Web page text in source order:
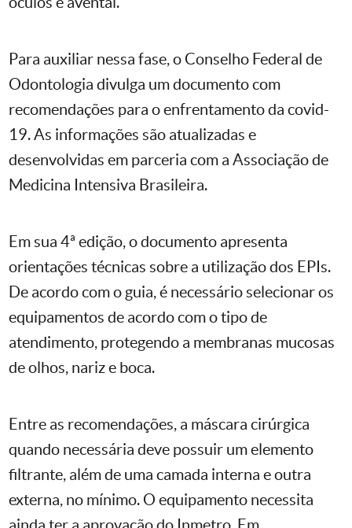
Para auxiliar nessa fase, o Conselho Federal de
Odontologia divulga um documento com
recomendações para o enfrentamento da covid-
19. As informações são atualizadas e
desenvolvidas em parceria com a Associação de
Medicina Intensiva Brasileira.
Em sua 4ª edição, o documento apresenta
orientações técnicas sobre a utilização dos EPIs.
De acordo com o guia, é necessário selecionar os
equipamentos de acordo com o tipo de
atendimento, protegendo a membranas mucosas
de olhos, nariz e boca.
Entre as recomendações, a máscara cirúrgica
quando necessária deve possuir um elemento
filtrante, além de uma camada interna e outra
externa, no mínimo. O equipamento necessita